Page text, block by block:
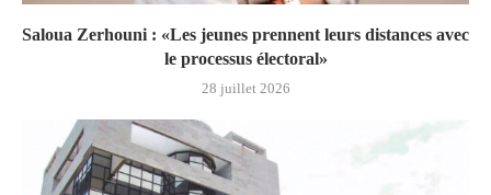
Saloua Zerhouni : «Les jeunes prennent leurs distances avec
le processus électoral»
28 juillet 2026